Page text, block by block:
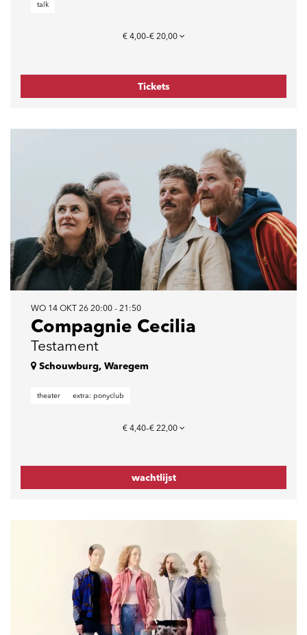
talk
€ 4,00–€ 20,00
Tickets
Compagnie Cecilia
Testament
WO 14 OKT 26 20:00 - 21:50
Schouwburg, Waregem
theater extra: ponyclub
€ 4,40–€ 22,00
wachtlijst